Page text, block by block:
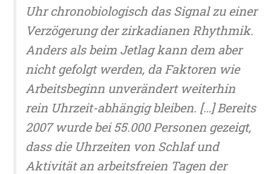
Uhr chronobiologisch das Signal zu einer
Verzögerung der zirkadianen Rhythmik.
Anders als beim Jetlag kann dem aber
nicht gefolgt werden, da Faktoren wie
Arbeitsbeginn unverändert weiterhin
rein Uhrzeit-abhängig bleiben. […] Bereits
2007 wurde bei 55.000 Personen gezeigt,
dass die Uhrzeiten von Schlaf und
Aktivität an arbeitsfreien Tagen der